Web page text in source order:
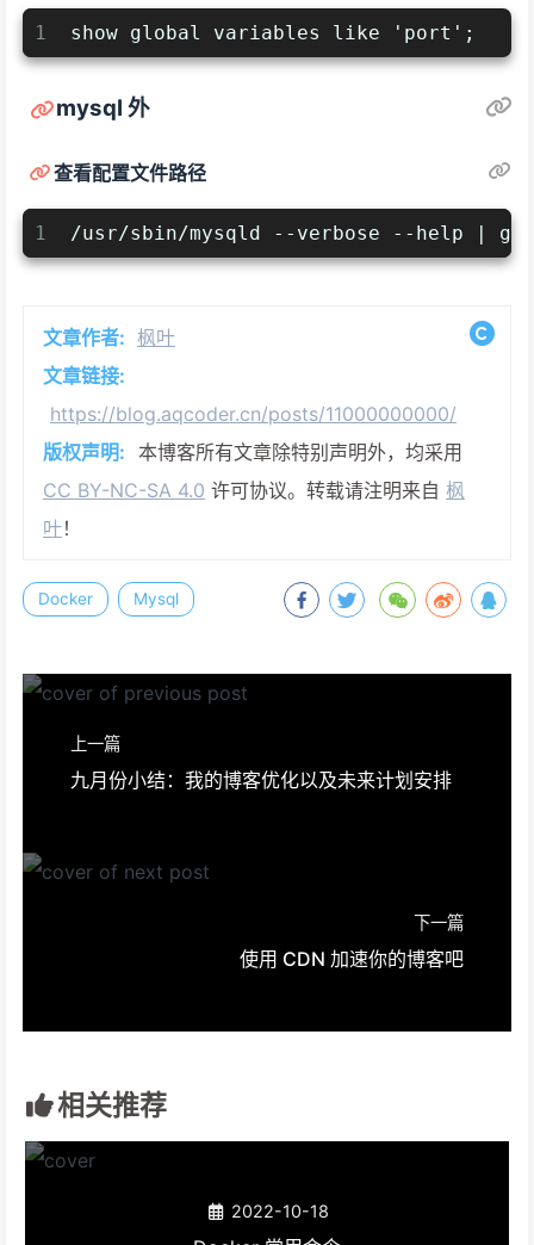
1 show global variables like 'port';
mysql 外
查看配置文件路径
1 /usr/sbin/mysqld --verbose --help |
文章作者: 枫叶
文章链接:
https://blog.aqcoder.cn/posts/11000000000/
版权声明: 本博客所有文章除特别声明外，均采用
CC BY-NC-SA 4.0 许可协议。转载请注明来自 枫
叶！
Docker Mysql
上一篇
九月份小结：我的博客优化以及未来计划安排
下一篇
使用 CDN 加速你的博客吧
相关推荐
2022-10-18